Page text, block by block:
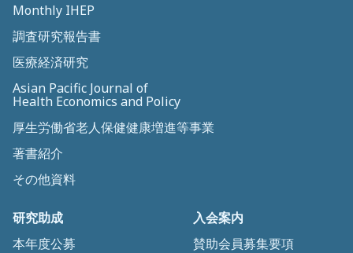
Monthly IHEP
調査研究報告書
医療経済研究
Asian Pacific Journal of
Health Economics and Policy
厚生労働省老人保健健康増進等事業
著書紹介
その他資料
研究助成
本年度公募
入会案内
賛助会員募集要項